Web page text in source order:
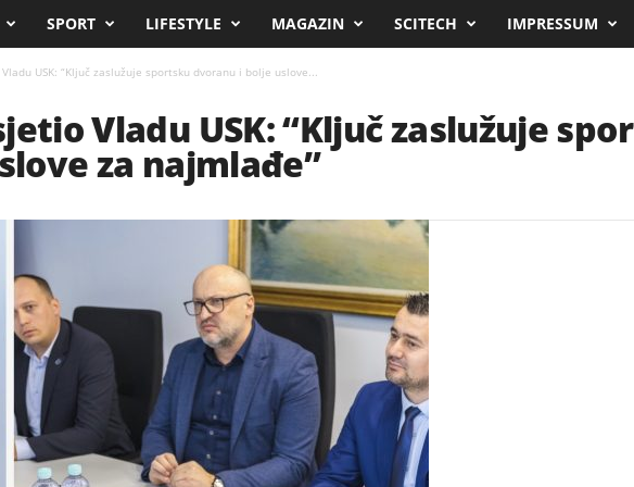
SPORT LIFESTYLE MAGAZIN SCITECH IMPRESSUM
USK: “Ključ zaslužuje sportsku dvoranu i bolje uslove...
Vladu USK: “Ključ zaslužuje
za najmlađe”